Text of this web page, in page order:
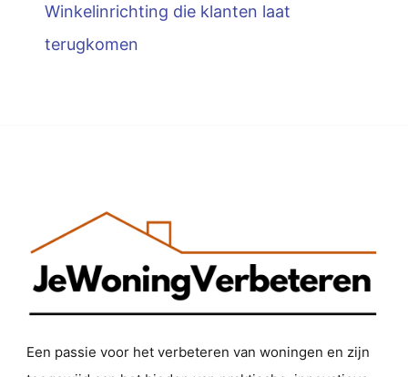
Winkelinrichting die klanten laat
terugkomen
Een passie voor het verbeteren van woningen en zijn